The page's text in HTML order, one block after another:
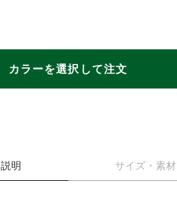
カラーを選択して注文
明 サイズ・素材